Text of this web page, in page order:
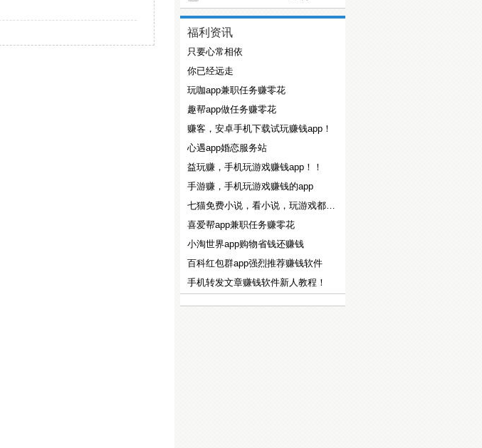
福利资讯
只要心常相依
你已经远走
玩咖app兼职任务赚零花
趣帮app做任务赚零花
赚客，安卓手机下载试玩赚钱app！
心遇app婚恋服务站
益玩赚，手机玩游戏赚钱app！！
手游赚，手机玩游戏赚钱的app
七猫免费小说，看小说，玩游戏都能赚钱！！
喜爱帮app兼职任务赚零花
小淘世界app购物省钱还赚钱
百科红包群app强烈推荐赚钱软件
手机转发文章赚钱软件新人教程！